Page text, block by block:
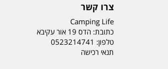
צרו קשר
Camping Life
כתובת: הדס 19 אור עקיבא
טלפון: 0523214741
תנאי רכישה